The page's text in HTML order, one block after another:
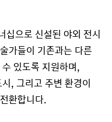
십으로 신설된 야외 전시
가들이 기존과는 다른
있도록 지원하며,
, 그리고 주변 환경이
환합니다.